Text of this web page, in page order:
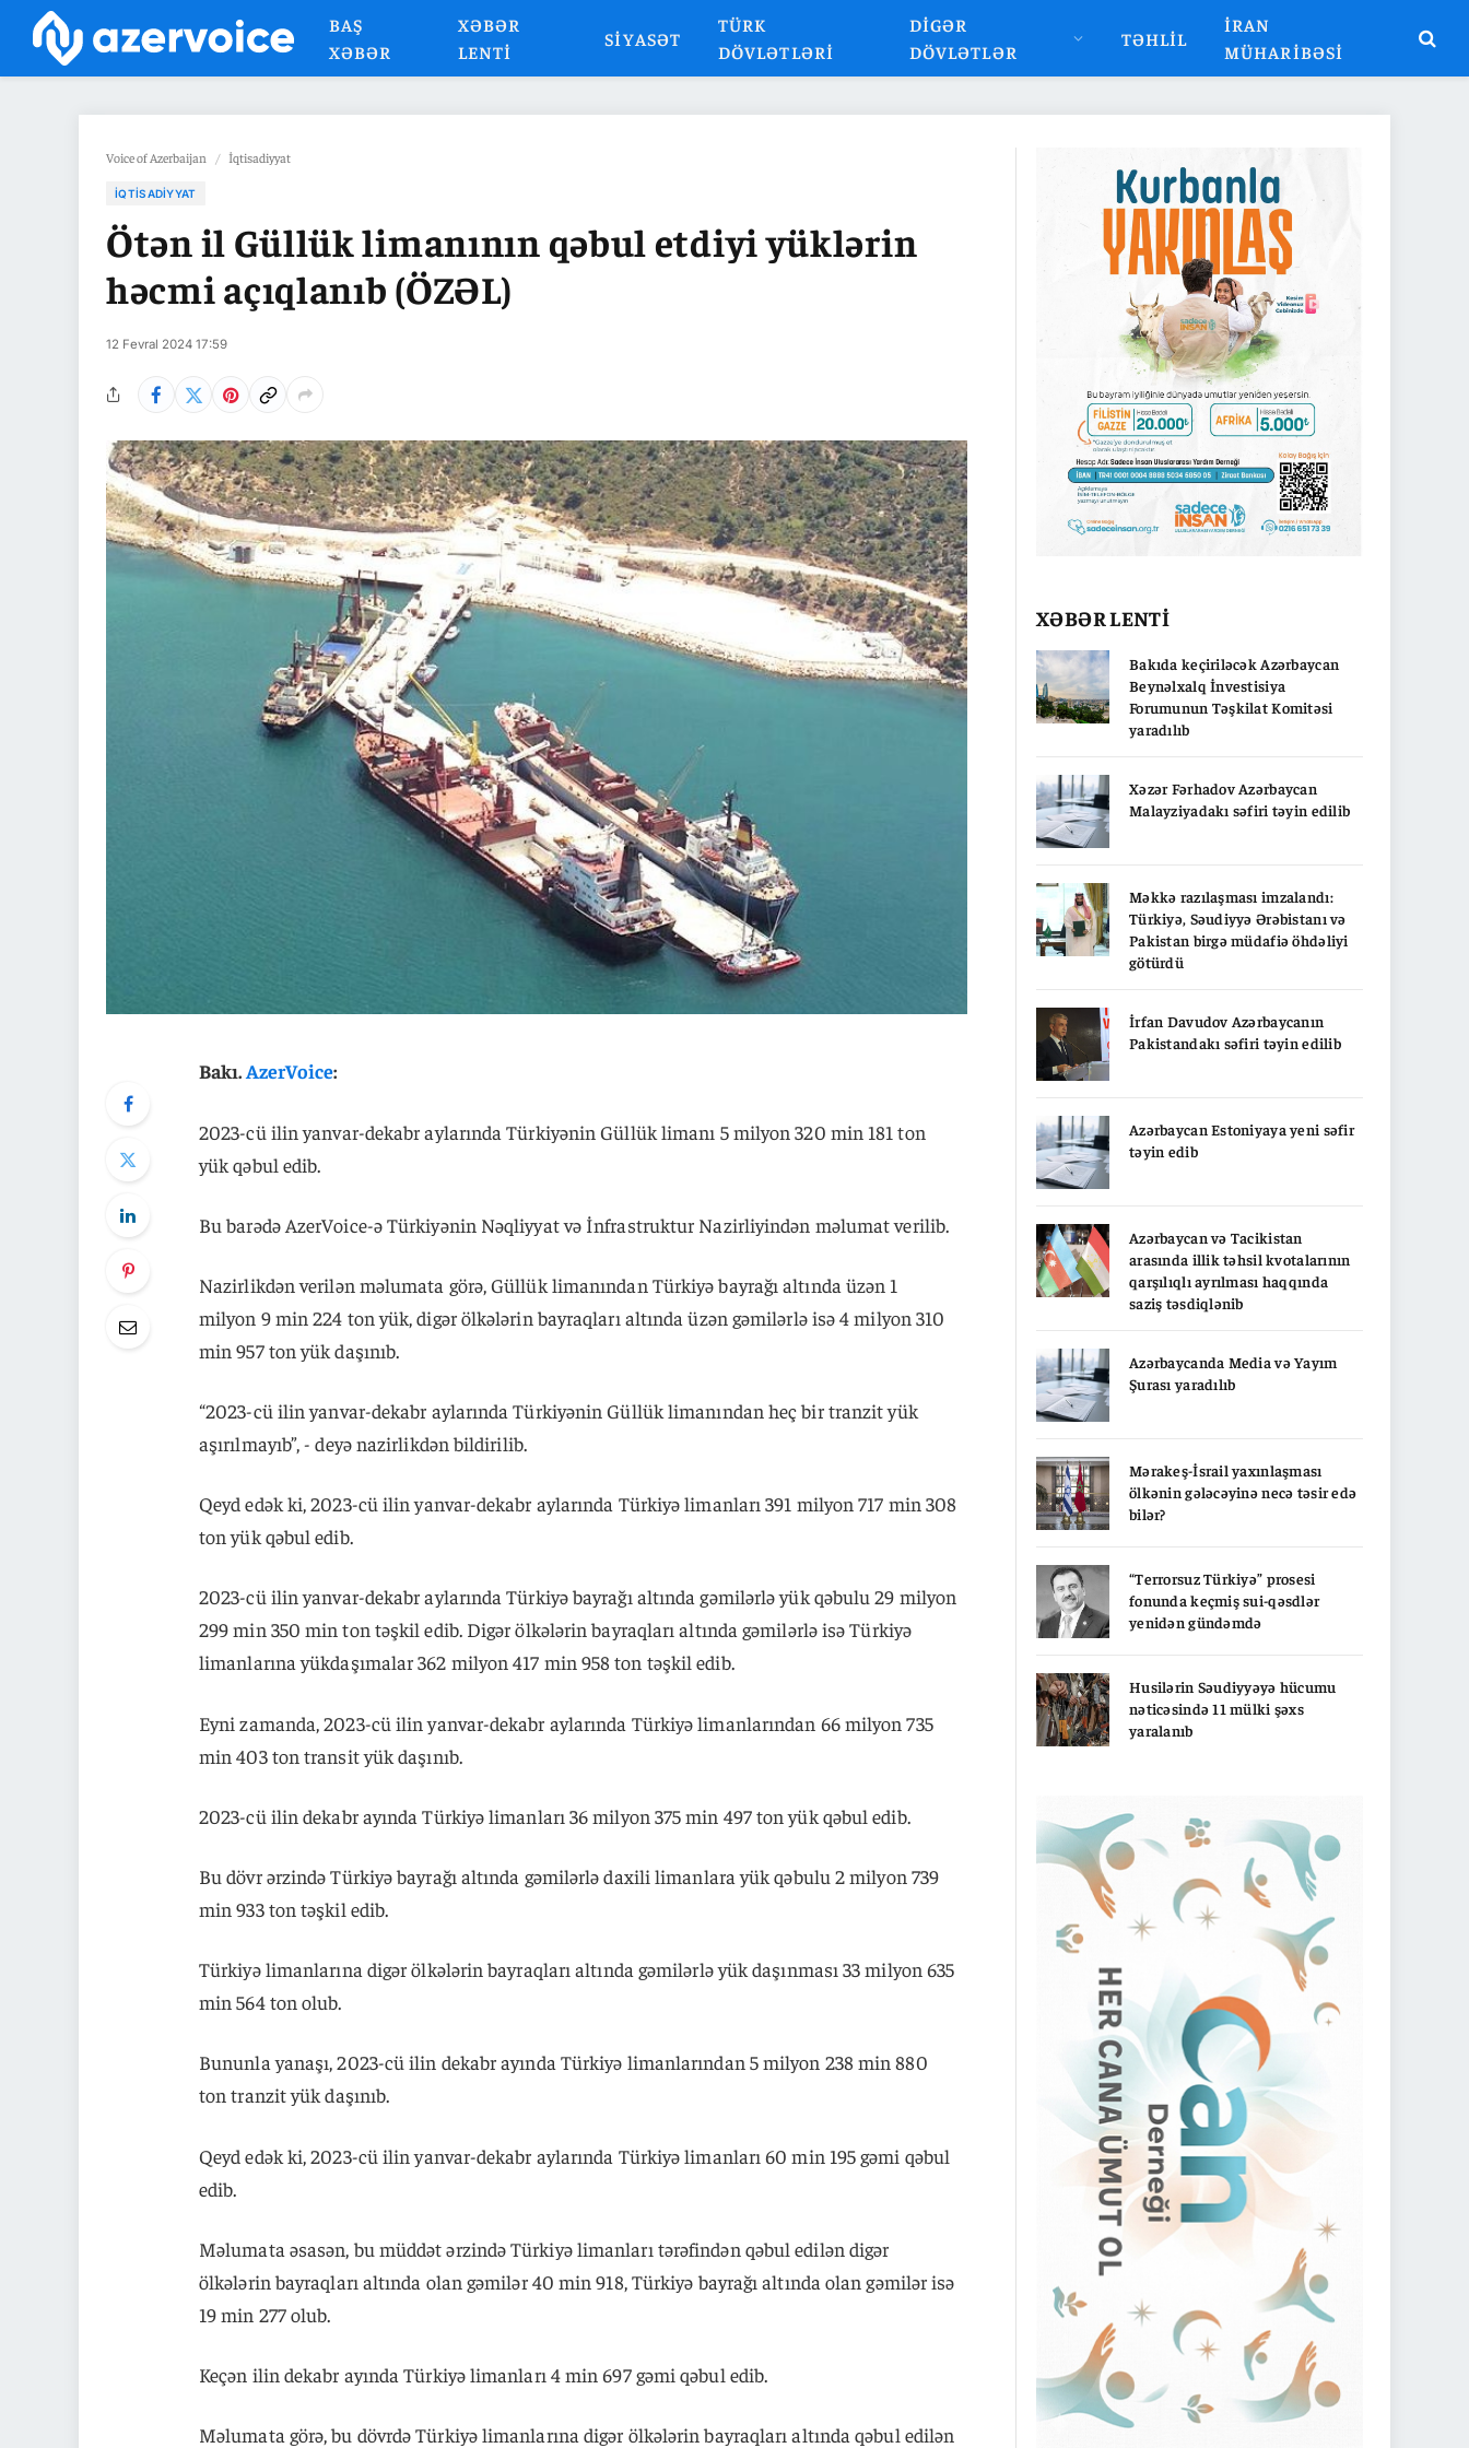
BAŞ
XƏBƏR
XƏBƏR
LENTI
SIYASƏT
TÜRK
DÖVLƏTLƏRI
DIGƏR
DÖVLƏTLƏR
TƏHLIL
İRAN
MÜHARIBƏSI
Voice of Azerbaijan / İqtisadiyyat
İQTISADIYYAT
Ötən il Güllük limanının qəbul etdiyi yüklərin
həcmi açıqlanıb (ÖZƏL)
12 Fevral 2024 17:59
Bakı.AzerVoice:
2023-cü ilin yanvar-dekabr aylarında Türkiyənin Güllük limanı 5 milyon 320 min 181 ton
yük qəbul edib.
Bu barədə AzerVoice-ə Türkiyənin Nəqliyyat və İnfrastruktur Nazirliyindən məlumat verilib.
Nazirlikdən verilən məlumata görə, Güllük limanından Türkiyə bayrağı altında üzən 1
milyon 9 min 224 ton yük, digər ölkələrin bayraqları altında üzən gəmilərlə isə 4 milyon 310
min 957 ton yük daşınıb.
“2023-cü ilin yanvar-dekabr aylarında Türkiyənin Güllük limanından heç bir tranzit yük
aşırılmayıb”, - deyə nazirlikdən bildirilib.
Qeyd edək ki, 2023-cü ilin yanvar-dekabr aylarında Türkiyə limanları 391 milyon 717 min 308
ton yük qəbul edib.
2023-cü ilin yanvar-dekabr aylarında Türkiyə bayrağı altında gəmilərlə yük qəbulu 29 milyon
299 min 350 min ton təşkil edib. Digər ölkələrin bayraqları altında gəmilərlə isə Türkiyə
limanlarına yükdaşımalar 362 milyon 417 min 958 ton təşkil edib.
Eyni zamanda, 2023-cü ilin yanvar-dekabr aylarında Türkiyə limanlarından 66 milyon 735
min 403 ton transit yük daşınıb.
2023-cü ilin dekabr ayında Türkiyə limanları 36 milyon 375 min 497 ton yük qəbul edib.
Bu dövr ərzində Türkiyə bayrağı altında gəmilərlə daxili limanlara yük qəbulu 2 milyon 739
min 933 ton təşkil edib.
Türkiyə limanlarına digər ölkələrin bayraqları altında gəmilərlə yük daşınması 33 milyon 635
min 564 ton olub.
Bununla yanaşı, 2023-cü ilin dekabr ayında Türkiyə limanlarından 5 milyon 238 min 880
ton tranzit yük daşınıb.
Qeyd edək ki, 2023-cü ilin yanvar-dekabr aylarında Türkiyə limanları 60 min 195 gəmi qəbul
edib.
Məlumata əsasən, bu müddət ərzində Türkiyə limanları tərəfindən qəbul edilən digər
ölkələrin bayraqları altında olan gəmilər 40 min 918, Türkiyə bayrağı altında olan gəmilər isə
19 min 277 olub.
Keçən ilin dekabr ayında Türkiyə limanları 4 min 697 gəmi qəbul edib.
Məlumata görə, bu dövrdə Türkiyə limanlarına digər ölkələrin bayraqları altında qəbul edilən
XƏBƏR LENTİ
Bakıda keçiriləcək Azərbaycan
Beynəlxalq İnvestisiya
Forumunun Təşkilat Komitəsi
yaradılıb
Xəzər Fərhadov Azərbaycan
Malayziyadakı səfiri təyin edilib
Məkkə razılaşması imzalandı:
Türkiyə, Səudiyyə Ərəbistanı və
Pakistan birgə müdafiə öhdəliyi
götürdü
İrfan Davudov Azərbaycanın
Pakistandakı səfiri təyin edilib
Azərbaycan Estoniyaya yeni səfir
təyin edib
Azərbaycan və Tacikistan
arasında illik təhsil kvotalarının
qarşılıqlı ayrılması haqqında
saziş təsdiqlənib
Azərbaycanda Media və Yayım
Şurası yaradılıb
Mərakeş-İsrail yaxınlaşması
ölkənin gələcəyinə necə təsir edə
bilər?
“Terrorsuz Türkiyə” prosesi
fonunda keçmiş sui-qəsdlər
yenidən gündəmdə
Husilərin Səudiyyəyə hücumu
nəticəsində 11 mülki şəxs
yaralanıb